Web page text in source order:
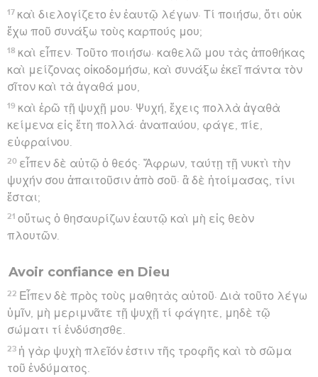
17 καὶ διελογίζετο ἐν ἑαυτῷ λέγων· Τί ποιήσω, ὅτι οὐκ
ἔχω ποῦ συνάξω τοὺς καρπούς μου;
18 καὶ εἶπεν· Τοῦτο ποιήσω· καθελῶ μου τὰς ἀποθήκας
καὶ μείζονας οἰκοδομήσω, καὶ συνάξω ἐκεῖ πάντα τὸν
σῖτον καὶ τὰ ἀγαθά μου,
19 καὶ ἐρῶ τῇ ψυχῇ μου· Ψυχή, ἔχεις πολλὰ ἀγαθὰ
κείμενα εἰς ἔτη πολλά· ἀναπαύου, φάγε, πίε,
εὐφραίνου.
20 εἶπεν δὲ αὐτῷ ὁ θεός· Ἄφρων, ταύτῃ τῇ νυκτὶ τὴν
ψυχήν σου ἀπαιτοῦσιν ἀπὸ σοῦ· ἃ δὲ ἡτοίμασας, τίνι
ἔσται;
21 οὕτως ὁ θησαυρίζων ἑαυτῷ καὶ μὴ εἰς θεὸν
πλουτῶν.
Avoir confiance en Dieu
22 Εἶπεν δὲ πρὸς τοὺς μαθητὰς αὐτοῦ· Διὰ τοῦτο λέγω
ὑμῖν, μὴ μεριμνᾶτε τῇ ψυχῇ τί φάγητε, μηδὲ τῷ
σώματι τί ἐνδύσησθε.
23 ἡ γὰρ ψυχὴ πλεῖόν ἐστιν τῆς τροφῆς καὶ τὸ σῶμα
τοῦ ἐνδύματος.